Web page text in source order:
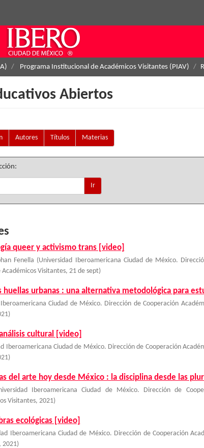
Programa Institucional de Académicos Visitantes (PIAV)
Abiertos
Autores Títulos Materias
Ir
queer y activismo trans [video]
Fenella (Universidad Iberoamericana Ciudad de México.
Visitantes, 21 de sept)
huellas urbanas : una alternativa metodológica para
Ciudad de México. Dirección de Cooperación
)
cultural [video]
Iberoamericana Ciudad de México. Dirección de Cooperación
)
del arte hoy desde México : la disciplina desde las
Iberoamericana Ciudad de México. Dirección de
Visitantes, 2021)
ecológicas [video]
Iberoamericana Ciudad de México. Dirección de Cooperación
2021)